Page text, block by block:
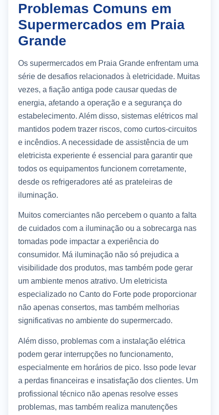
Problemas Comuns em
Supermercados em Praia
Grande
Os supermercados em Praia Grande enfrentam uma
série de desafios relacionados à eletricidade. Muitas
vezes, a fiação antiga pode causar quedas de
energia, afetando a operação e a segurança do
estabelecimento. Além disso, sistemas elétricos mal
mantidos podem trazer riscos, como curtos-circuitos
e incêndios. A necessidade de assistência de um
eletricista experiente é essencial para garantir que
todos os equipamentos funcionem corretamente,
desde os refrigeradores até as prateleiras de
iluminação.
Muitos comerciantes não percebem o quanto a falta
de cuidados com a iluminação ou a sobrecarga nas
tomadas pode impactar a experiência do
consumidor. Má iluminação não só prejudica a
visibilidade dos produtos, mas também pode gerar
um ambiente menos atrativo. Um eletricista
especializado no Canto do Forte pode proporcionar
não apenas consertos, mas também melhorias
significativas no ambiente do supermercado.
Além disso, problemas com a instalação elétrica
podem gerar interrupções no funcionamento,
especialmente em horários de pico. Isso pode levar
a perdas financeiras e insatisfação dos clientes. Um
profissional técnico não apenas resolve esses
problemas, mas também realiza manutenções